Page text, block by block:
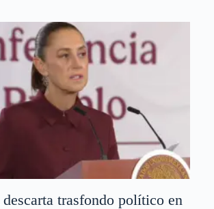
descarta trasfondo político en